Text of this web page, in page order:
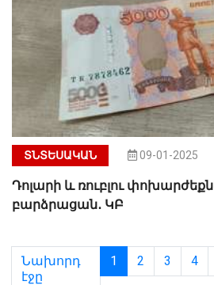
ՏՆՏԵՍԱԿԱՆ 09-01-2025
Դոլարի և ռուբլու
բարձրացան․ ԿԲ
Նախորդ
էջը
1 2 3 4